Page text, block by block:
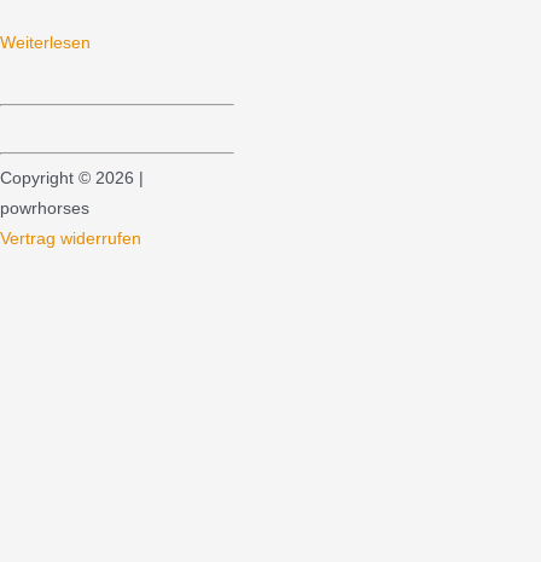
Weiterlesen
Copyright © 2026 |
powrhorses
Vertrag widerrufen